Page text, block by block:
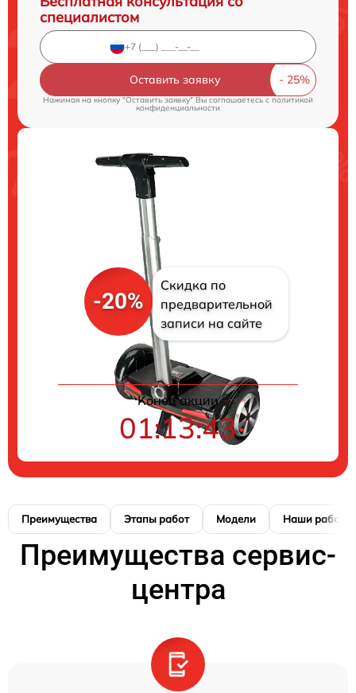
специалистом
Оставить заявку
Нажимая на кнопку "Оставить заявку" Вы соглашаетесь cполитикой
конфиденциальности
-20%
Скидка по
предварительной
записи на сайте
Конец акции
01:13:42
Преимущества Этапы работ Модели Наши работы
Преимущества сервис-
центра